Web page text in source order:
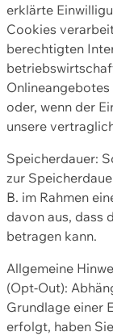
erklärte
Cookies
berechtigten
oder, wenn der
unsere
Speicherdauer:
zur
B. im Rahmen
davon aus, dass
betragen kann.
Allgemeine
(Opt-Out):
Grundlage einer
erfolgt, haben